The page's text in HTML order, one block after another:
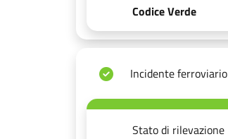
Codice Verde
Incidente ferroviario
Stato di rilevazione